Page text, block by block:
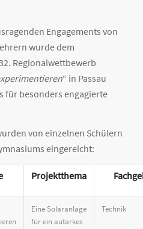
Engagements von
wurde dem
Regionalwettbewerb
“ in Passau
für besonders engagierte
von einzelnen Schülern
eingereicht:
Projektthema
Eine Solaranlage
für ein autarkes
Technik